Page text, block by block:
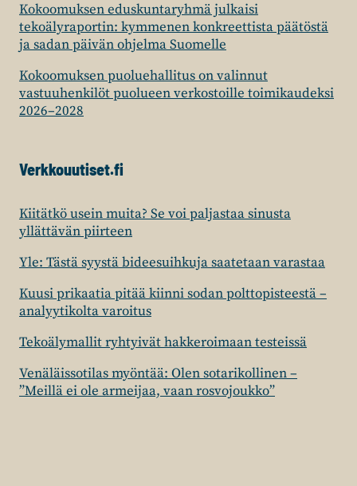
Kokoomuksen eduskuntaryhmä julkaisi
tekoälyraportin: kymmenen konkreettista päätöstä
ja sadan päivän ohjelma Suomelle
Kokoomuksen puoluehallitus on valinnut
vastuuhenkilöt puolueen verkostoille toimikaudeksi
2026–2028
Verkkouutiset.fi
Kiitätkö usein muita? Se voi paljastaa sinusta
yllättävän piirteen
Yle: Tästä syystä bideesuihkuja saatetaan varastaa
Kuusi prikaatia pitää kiinni sodan polttopisteestä –
analyytikolta varoitus
Tekoälymallit ryhtyivät hakkeroimaan testeissä
Venäläissotilas myöntää: Olen sotarikollinen –
”Meillä ei ole armeijaa, vaan rosvojoukko”